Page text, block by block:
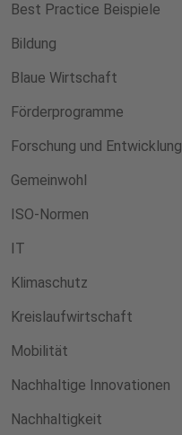
Best Practice Beispiele
Bildung
Blaue Wirtschaft
Förderprogramme
Forschung und Entwicklung
Gemeinwohl
ISO-Normen
IT
Klimaschutz
Kreislaufwirtschaft
Mobilität
Nachhaltige Innovationen
Nachhaltigkeit